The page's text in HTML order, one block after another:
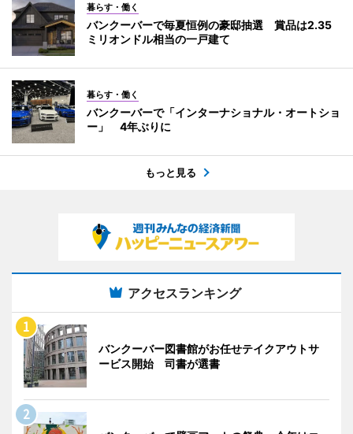
暮らす・働く
バンクーバーで毎夏恒例の豪邸抽選 賞品は2.35
ミリオンドル相当の一戸建て
暮らす・働く
バンクーバーで「インターナショナル・オートショ
ー」 4年ぶりに
もっと見る
アクセスランキング
バンクーバー図書館がお任せテイクアウトサ
ービス開始 司書が選書